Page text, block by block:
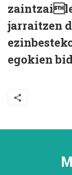
jarraitzen
egokien